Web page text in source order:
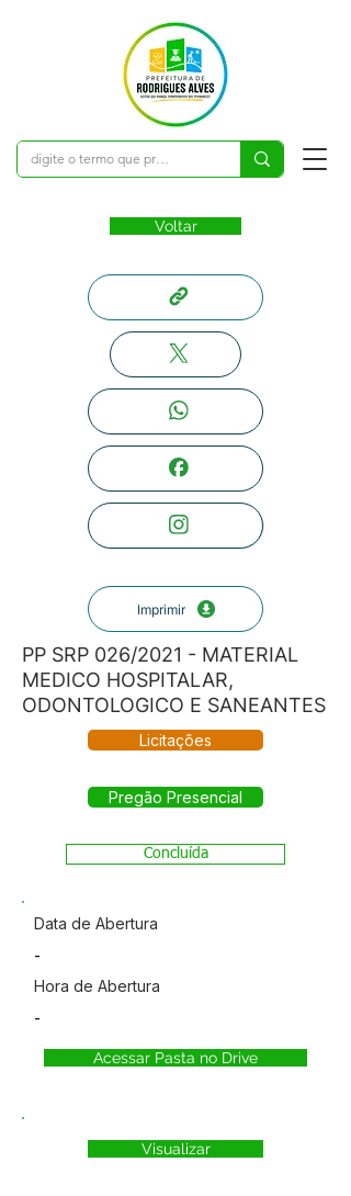
Voltar
Imprimir
PP SRP 026/2021 - MATERIAL
MEDICO HOSPITALAR,
ODONTOLOGICO E SANEANTES
Licitações
Pregão Presencial
Concluída
Data de Abertura
-
Hora de Abertura
-
Acessar Pasta no Drive
Visualizar